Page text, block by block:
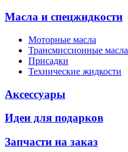
Масла и спецжидкости
Моторные масла
Трансмиссионные масла
Присадки
Технические жидкости
Аксессуары
Идеи для подарков
Запчасти на заказ